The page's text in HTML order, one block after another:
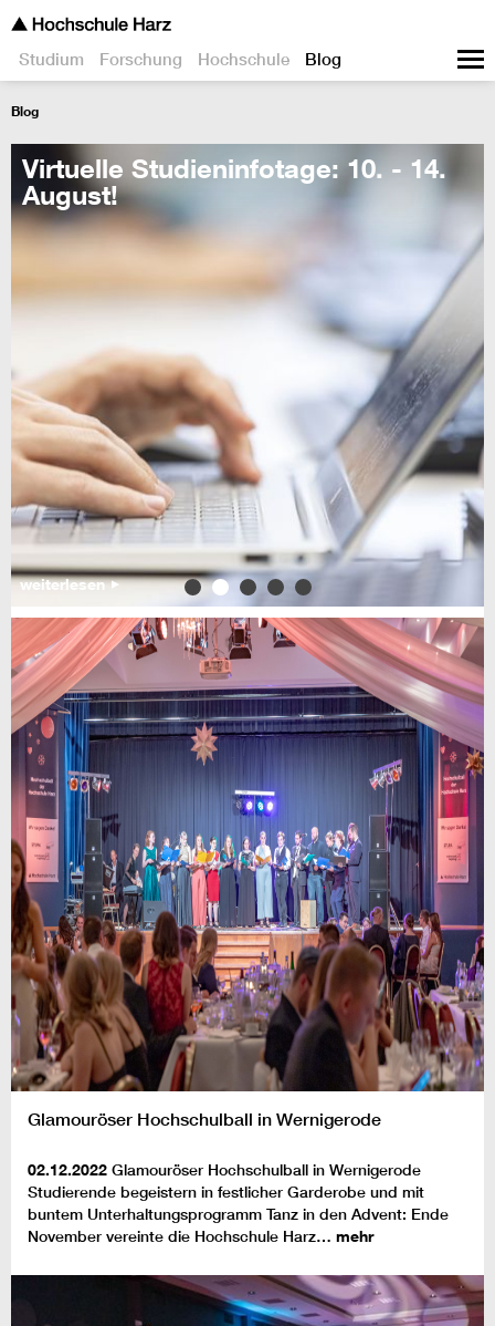
Studium Forschung Hochschule Blog
Blog
Virtuelle Studieninfotage: 10. - 14.
August!
weiterlesen
Glamouröser Hochschulball in Wernigerode
02.12.2022 Glamouröser Hochschulball in Wernigerode
Studierende begeistern in festlicher Garderobe und mit
buntem Unterhaltungsprogramm Tanz in den Advent: Ende
November vereinte die Hochschule Harz… mehr